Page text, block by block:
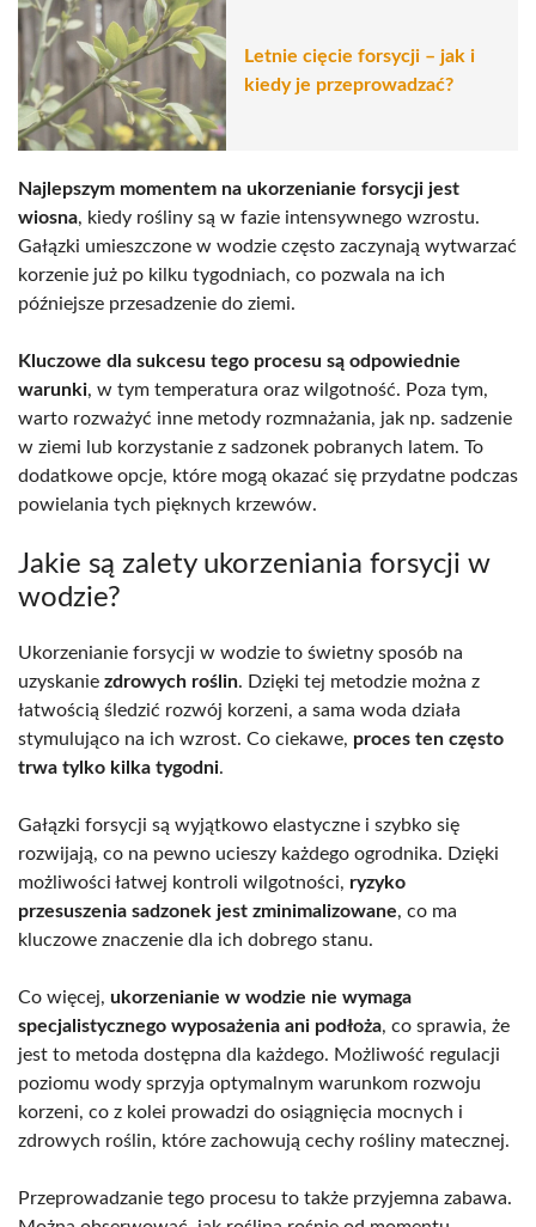
Letnie cięcie forsycji – jak i
kiedy je przeprowadzać?
Najlepszym momentem na ukorzenianie forsycji jest
wiosna, kiedy rośliny są w fazie intensywnego wzrostu.
Gałązki umieszczone w wodzie często zaczynają wytwarzać
korzenie już po kilku tygodniach, co pozwala na ich
późniejsze przesadzenie do ziemi.
Kluczowe dla sukcesu tego procesu są odpowiednie
warunki, w tym temperatura oraz wilgotność. Poza tym,
warto rozważyć inne metody rozmnażania, jak np. sadzenie
w ziemi lub korzystanie z sadzonek pobranych latem. To
dodatkowe opcje, które mogą okazać się przydatne podczas
powielania tych pięknych krzewów.
Jakie są zalety ukorzeniania forsycji w
wodzie?
Ukorzenianie forsycji w wodzie to świetny sposób na
uzyskanie zdrowych roślin. Dzięki tej metodzie można z
łatwością śledzić rozwój korzeni, a sama woda działa
stymulująco na ich wzrost. Co ciekawe, proces ten często
trwa tylko kilka tygodni.
Gałązki forsycji są wyjątkowo elastyczne i szybko się
rozwijają, co na pewno ucieszy każdego ogrodnika. Dzięki
możliwości łatwej kontroli wilgotności, ryzyko
przesuszenia sadzonek jest zminimalizowane, co ma
kluczowe znaczenie dla ich dobrego stanu.
Co więcej, ukorzenianie w wodzie nie wymaga
specjalistycznego wyposażenia ani podłoża, co sprawia, że
jest to metoda dostępna dla każdego. Możliwość regulacji
poziomu wody sprzyja optymalnym warunkom rozwoju
korzeni, co z kolei prowadzi do osiągnięcia mocnych i
zdrowych roślin, które zachowują cechy rośliny matecznej.
Przeprowadzanie tego procesu to także przyjemna zabawa.